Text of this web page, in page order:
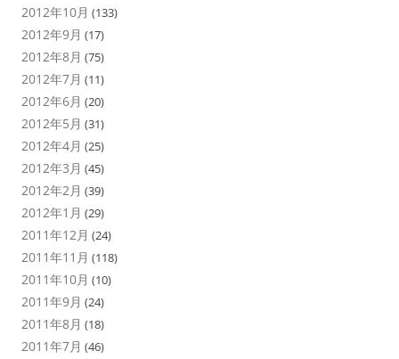
2012年10月 (133)
2012年9月 (17)
2012年8月 (75)
2012年7月 (11)
2012年6月 (20)
2012年5月 (31)
2012年4月 (25)
2012年3月 (45)
2012年2月 (39)
2012年1月 (29)
2011年12月 (24)
2011年11月 (118)
2011年10月 (10)
2011年9月 (24)
2011年8月 (18)
2011年7月 (46)